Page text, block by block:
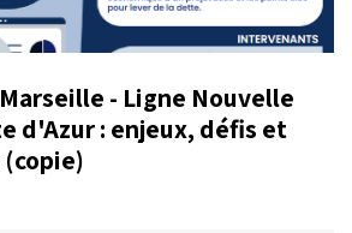
- Ligne Nouvelle
d'Azur : enjeux, défis et